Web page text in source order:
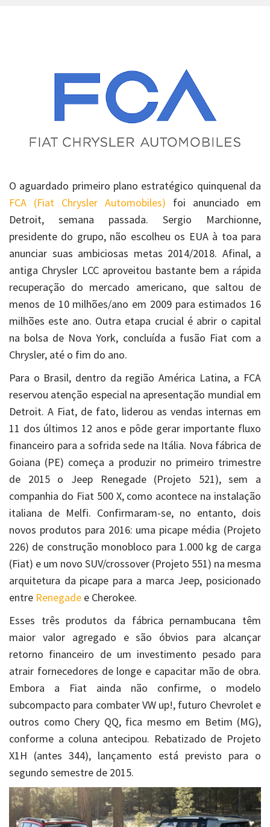
O aguardado primeiro plano estratégico quinquenal da
FCA (Fiat Chrysler Automobiles) foi anunciado em
Detroit, semana passada. Sergio Marchionne,
presidente do grupo, não escolheu os EUA à toa para
anunciar suas ambiciosas metas 2014/2018. Afinal, a
antiga Chrysler LCC aproveitou bastante bem a rápida
recuperação do mercado americano, que saltou de
menos de 10 milhões/ano em 2009 para estimados 16
milhões este ano. Outra etapa crucial é abrir o capital
na bolsa de Nova York, concluída a fusão Fiat com a
Chrysler, até o fim do ano.
Para o Brasil, dentro da região América Latina, a FCA
reservou atenção especial na apresentação mundial em
Detroit. A Fiat, de fato, liderou as vendas internas em
11 dos últimos 12 anos e pôde gerar importante fluxo
financeiro para a sofrida sede na Itália. Nova fábrica de
Goiana (PE) começa a produzir no primeiro trimestre
de 2015 o Jeep Renegade (Projeto 521), sem a
companhia do Fiat 500 X, como acontece na instalação
italiana de Melfi. Confirmaram-se, no entanto, dois
novos produtos para 2016: uma picape média (Projeto
226) de construção monobloco para 1.000 kg de carga
(Fiat) e um novo SUV/crossover (Projeto 551) na mesma
arquitetura da picape para a marca Jeep, posicionado
entre Renegade e Cherokee.
Esses três produtos da fábrica pernambucana têm
maior valor agregado e são óbvios para alcançar
retorno financeiro de um investimento pesado para
atrair fornecedores de longe e capacitar mão de obra.
Embora a Fiat ainda não confirme, o modelo
subcompacto para combater VW up!, futuro Chevrolet e
outros como Chery QQ, fica mesmo em Betim (MG),
conforme a coluna antecipou. Rebatizado de Projeto
X1H (antes 344), lançamento está previsto para o
segundo semestre de 2015.